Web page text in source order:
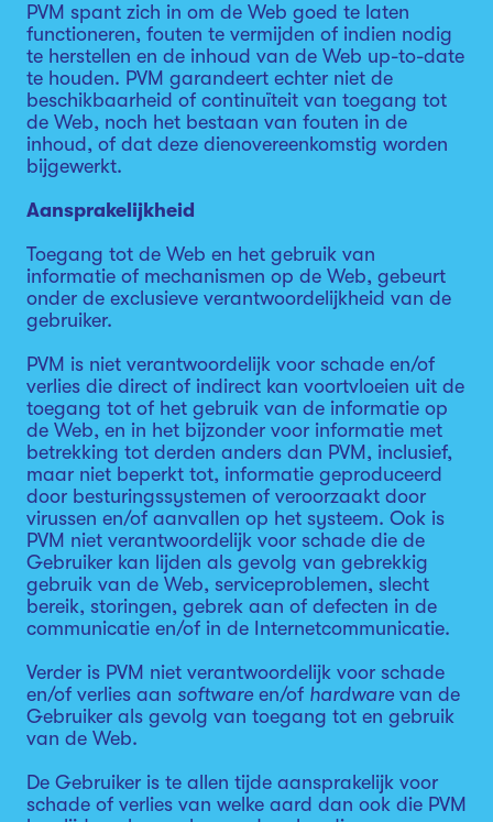
PVM spant zich in om de Web goed te laten
functioneren, fouten te vermijden of indien nodig
te herstellen en de inhoud van de Web up-to-date
te houden. PVM garandeert echter niet de
beschikbaarheid of continuïteit van toegang tot
de Web, noch het bestaan van fouten in de
inhoud, of dat deze dienovereenkomstig worden
bijgewerkt.
Aansprakelijkheid
Toegang tot de Web en het gebruik van
informatie of mechanismen op de Web, gebeurt
onder de exclusieve verantwoordelijkheid van de
gebruiker.
PVM is niet verantwoordelijk voor schade en/of
verlies die direct of indirect kan voortvloeien uit de
toegang tot of het gebruik van de informatie op
de Web, en in het bijzonder voor informatie met
betrekking tot derden anders dan PVM, inclusief,
maar niet beperkt tot, informatie geproduceerd
door besturingssystemen of veroorzaakt door
virussen en/of aanvallen op het systeem. Ook is
PVM niet verantwoordelijk voor schade die de
Gebruiker kan lijden als gevolg van gebrekkig
gebruik van de Web, serviceproblemen, slecht
bereik, storingen, gebrek aan of defecten in de
communicatie en/of in de Internetcommunicatie.
Verder is PVM niet verantwoordelijk voor schade
en/of verlies aan software en/of hardware van de
Gebruiker als gevolg van toegang tot en gebruik
van de Web.
De Gebruiker is te allen tijde aansprakelijk voor
schade of verlies van welke aard dan ook die PVM